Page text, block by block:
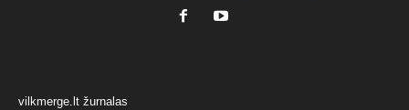
vilkmerge.lt žurnalas